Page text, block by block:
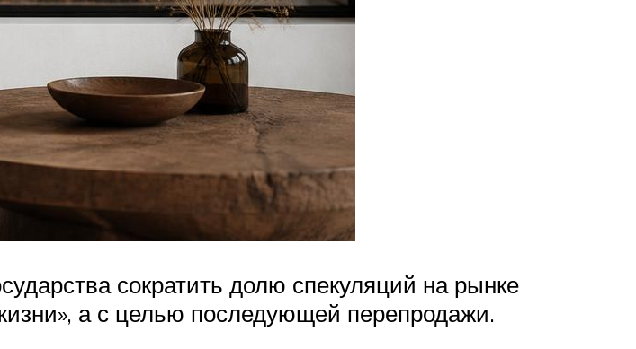
сократить долю спекуляций на рынке
а с целью последующей перепродажи.